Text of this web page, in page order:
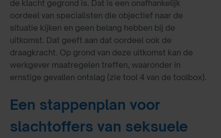
de klacht gegrond is. Dat is een onafhankelijk
oordeel van specialisten die objectief naar de
situatie kijken en geen belang hebben bij de
uitkomst. Dat geeft aan dat oordeel ook de
draagkracht. Op grond van deze uitkomst kan de
werkgever maatregelen treffen, waaronder in
ernstige gevallen ontslag (zie tool 4 van de toolbox).
Een stappenplan voor
slachtoffers van seksuele